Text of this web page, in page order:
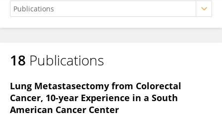
Jose Carreno
18 Publications
Lung Metastasectomy from Colorectal
Cancer, 10-year Experience in a South
American Cancer Center